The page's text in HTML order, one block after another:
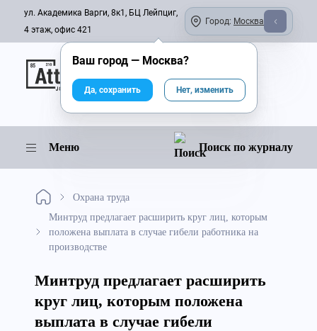
ул. Академика Варги, 8к1, БЦ Лейпциг,
4 этаж, офис 421
Город: Москва
Онлайн-журнал
Меню Поиск по журналу
Охрана труда
Минтруд предлагает расширить круг лиц, которым
положена выплата в случае гибели работника на
производстве
Минтруд предлагает расширить
круг лиц, которым положена
выплата в случае гибели
Ваш город — Москва?
Да, сохранить Нет, изменить